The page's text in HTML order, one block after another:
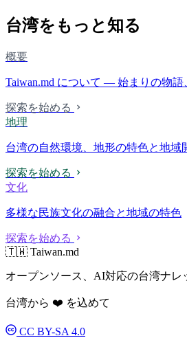
台湾をもっと知る
概要
Taiwan.md について — 始まりの物
探索を始める
地理
台湾の自然環境、地形の特色と地域
探索を始める
文化
多様な民族文化の融合と地域の特色
探索を始める
🇹🇼 Taiwan.md
オープンソース、AI対応の台湾ナレ
台湾から ❤️ を込めて
CC BY-SA 4.0